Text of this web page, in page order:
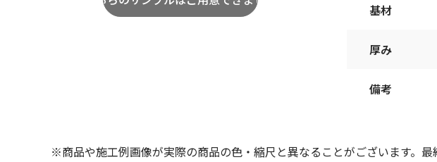
基材
厚み
備考
※商品や施工例画像が実際の商品の色・縮尺と異なることがございます。最